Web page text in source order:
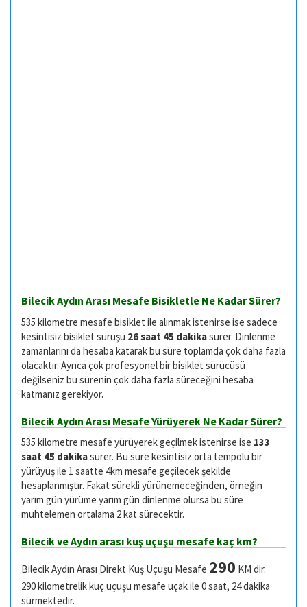
Bilecik Aydın Arası Mesafe Bisikletle Ne Kadar Sürer?
535 kilometre mesafe bisiklet ile alınmak istenirse ise sadece
kesintisiz bisiklet sürüşü 26 saat 45 dakikasürer. Dinlenme
zamanlarını da hesaba katarak bu süre toplamda çok daha fazla
olacaktır. Ayrıca çok profesyonel bir bisiklet sürücüsü
değilseniz bu sürenin çok daha fazla süreceğini hesaba
katmanız gerekiyor.
Bilecik Aydın Arası Mesafe Yürüyerek Ne Kadar Sürer?
535 kilometre mesafe yürüyerek geçilmek istenirse ise 133
saat 45 dakikasürer. Bu süre kesintisiz orta tempolu bir
yürüyüş ile 1 saatte 4km mesafe geçilecek şekilde
hesaplanmıştır. Fakat sürekli yürünemeceğinden, örneğin
yarım gün yürüme yarım gün dinlenme olursa bu süre
muhtelemen ortalama 2 kat sürecektir.
Bilecik ve Aydın arası kuş uçuşu mesafe kaç km?
Bilecik Aydın Arası Direkt Kuş Uçuşu Mesafe 290 KM dir.
290 kilometrelik kuç uçuşu mesafe uçak ile 0 saat, 24 dakika
sürmektedir.